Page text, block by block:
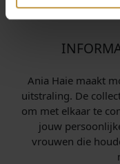
Ania Haie maakt
uitstraling. De
om met elkaar te
jouw
vrouwen die